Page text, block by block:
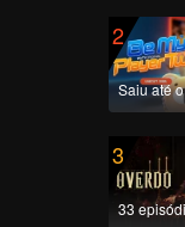
2
Saiu até
3
33